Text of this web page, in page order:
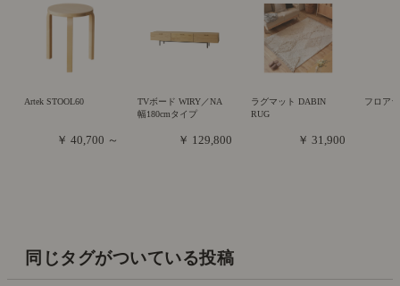
Artek STOOL60
￥ 40,700 ～
TVボード WIRY／NA
幅180cmタイプ
￥ 129,800
ラグマット DABIN
RUG
￥ 31,900
フロア
同じタグがついている投稿